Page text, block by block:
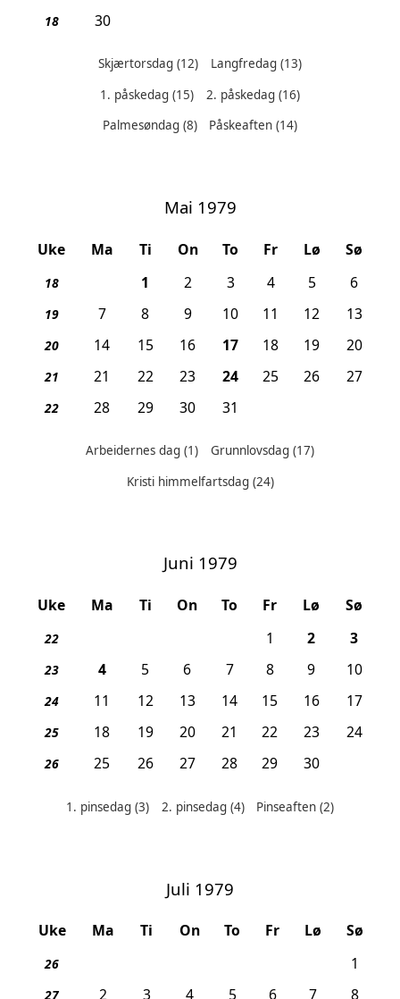
18 30
Helligdager denne måneden:
Skjærtorsdag(12) Langfredag (13)
1. påskedag(15) 2. påskedag (16)
Palmesøndag (8) Påskeaften(14)
Mai 1979
Uke Ma Ti On To Fr Lø Sø
18 1 , Arbeidernes dag
2 3 4 5 6
19 7 8 9 10 11 12 13
20 14 15 16 17, Grunnlovsdag
18 19 20
21 21 22 23 24, Kristi himmelfartsdag
25 26 27
22 28 29 30 31
Helligdager denne måneden:
Arbeidernes dag(1) Grunnlovsdag (17)
Kristi himmelfartsdag (24)
Juni 1979
Uke Ma Ti On To Fr Lø Sø
22 1 2, Pinseaften
3, 1.
23 4, 2. pinsedag
5 6 7 8 9 10
24 11 12 13 14 15 16 17
25 18 19 20 21 22 23 24
26 25 26 27 28 29 30
Helligdager denne måneden:
1. pinsedag (3) 2. pinsedag (4) Pinseaften (2)
Juli 1979
Uke Ma Ti On To Fr Lø Sø
26 1
27 2 3 4 5 6 7 8